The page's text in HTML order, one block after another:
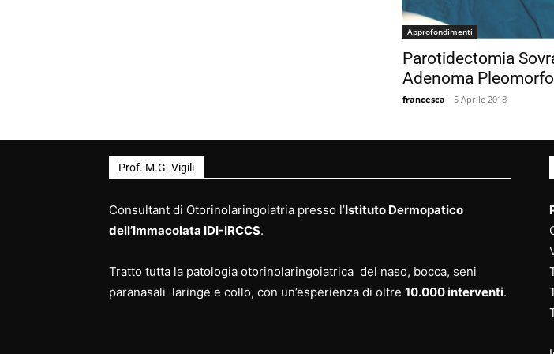
Approfondimenti
Parotidectomia
Adenoma
francesca - 5 Aprile 2018
Prof. M.G. Vigili
Consultant di Otorinolaringoiatria presso l’Istituto Dermopatico
dell’Immacolata IDI-IRCCS.
Tratto tutta la patologia otorinolaringoiatrica del naso, bocca, seni
paranasali laringe e collo, con un’esperienza di oltre 10.000 interventi.